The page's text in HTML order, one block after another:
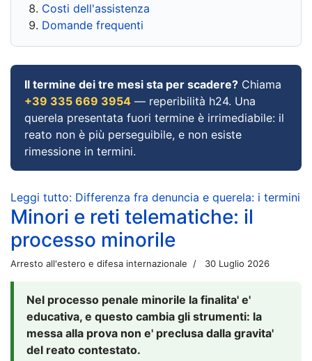
Costi dell'assistenza
Domande frequenti
Il termine dei tre mesi sta per scadere? Chiama
+39 335 669 3954 — reperibilità h24. Una
querela presentata fuori termine è irrimediabile: il
reato non è più perseguibile, e non esiste
rimessione in termini.
Leggi tutto: Differenza fra denuncia e querela: i termini
Minori e reti telematiche: il
processo minorile
Arresto all'estero e difesa internazionale 30 Luglio 2026
Nel processo penale minorile la finalita' e'
educativa, e questo cambia gli strumenti: la
messa alla prova non e' preclusa dalla gravita'
del reato contestato.